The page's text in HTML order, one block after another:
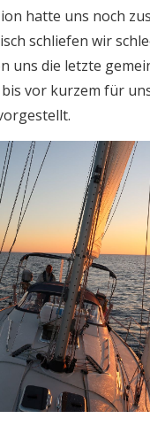
hatte uns noch
schliefen wir
uns die letzte
vor kurzem für